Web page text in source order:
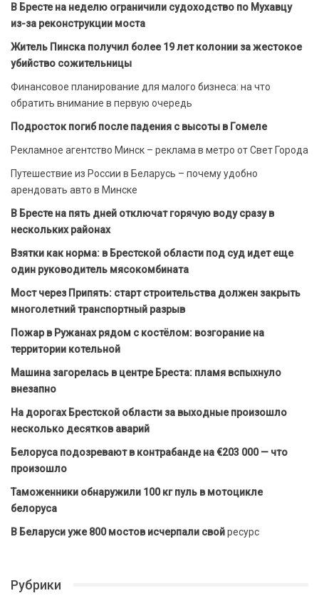
В Бресте на неделю ограничили судоходство по Мухавцу
из-за реконструкции моста
Житель Пинска получил более 19 лет колонии за жестокое
убийство сожительницы
Финансовое планирование для малого бизнеса: на что
обратить внимание в первую очередь
Подросток погиб после падения с высоты в Гомеле
Рекламное агентство Минск – реклама в метро от Свет Города
Путешествие из России в Беларусь – почему удобно
арендовать авто в Минске
В Бресте на пять дней отключат горячую воду сразу в
нескольких районах
Взятки как норма: в Брестской области под суд идет еще
один руководитель мясокомбината
Мост через Припять: старт строительства должен закрыть
многолетний транспортный разрыв
Пожар в Ружанах рядом с костёлом: возгорание на
территории котельной
Машина загорелась в центре Бреста: пламя вспыхнуло
внезапно
На дорогах Брестской области за выходные произошло
несколько десятков аварий
Белоруса подозревают в контрабанде на €203 000 — что
произошло
Таможенники обнаружили 100 кг пуль в мотоцикле
белоруса
В Беларуси уже 800 мостов исчерпали свойресурс
Рубрики